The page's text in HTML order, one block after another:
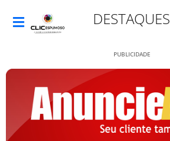
DESTAQUES
PUBLICIDADE